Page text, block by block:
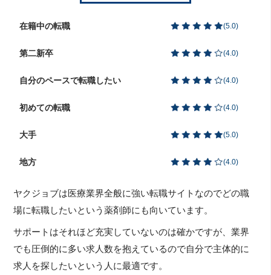
在籍中の転職 (5.0)
第二新卒 (4.0)
自分のペースで転職したい (4.0)
初めての転職 (4.0)
大手 (5.0)
地方 (4.0)
ヤクジョブは医療業界全般に強い転職サイトなのでどの職
場に転職したいという薬剤師にも向いています。
サポートはそれほど充実していないのは確かですが、業界
でも圧倒的に多い求人数を抱えているので自分で主体的に
求人を探したいという人に最適です。